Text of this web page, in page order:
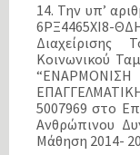
14. Την υπ’
Κοινωνικού
5007969 στο
Ανθρώπινου
Μάθηση 2014-